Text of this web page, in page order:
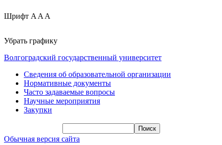
Шрифт A A A
Убрать графику
Волгоградский государственный университет
Сведения об образовательной организации
Нормативные документы
Часто задаваемые вопросы
Научные мероприятия
Закупки
Обычная версия сайта